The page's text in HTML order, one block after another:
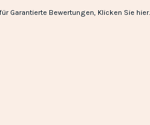
Garantierte Bewertungen, Klicken Sie hier.